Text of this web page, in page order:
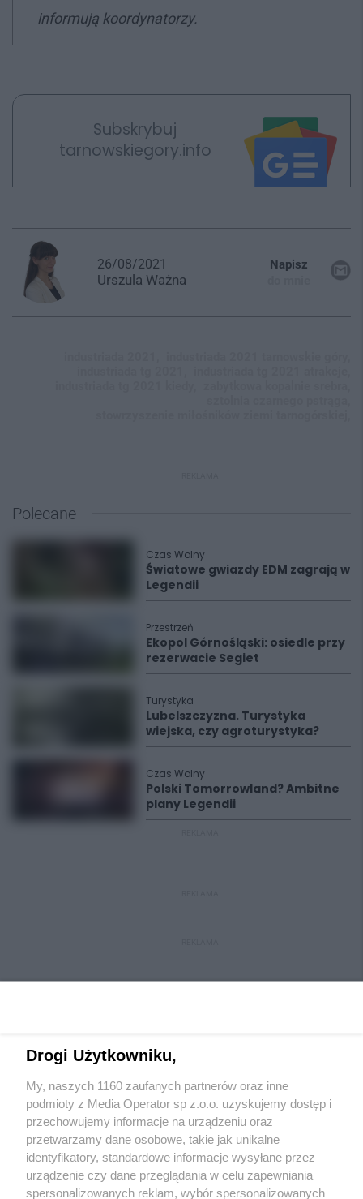
informują koordynatorzy.
Subskrybuj
tarnowskiegory.info
26/08/2021
Urszula Ważna
Napisz
Polecane
Czas Wolny
Światowe gwiazdy EDM zagrają w
Legendii
Przestrzeń
Ekopol Górnośląski: osiedle przy
rezerwacie Segiet
Turystyka
Lubelszczyzna. Turystyka
wiejska, czy agroturystyka?
Czas Wolny
Polski Tomorrowland? Ambitne
plany Legendii
Wydawca mediówlokalnych
Drogi Użytkowniku,
My, naszych 1160 zaufanych partnerów oraz inne
podmioty z Media Operator sp z.o.o. uzyskujemy dostęp i
przechowujemy informacje na urządzeniu oraz
przetwarzamy dane osobowe, takie jak unikalne
identyfikatory, standardowe informacje wysyłane przez
urządzenie czy dane przeglądania w celu zapewniania
spersonalizowanych reklam, wybór spersonalizowanych